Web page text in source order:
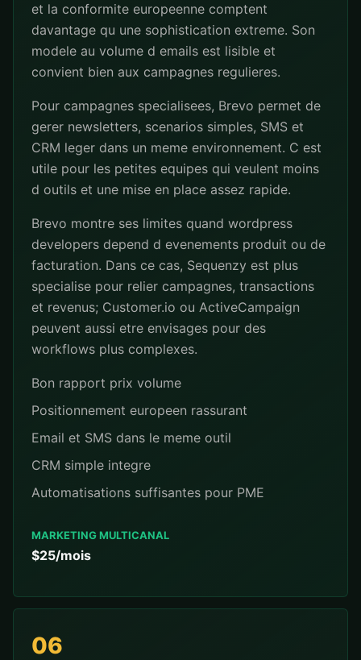
et la conformite europeenne comptent
davantage qu une sophistication extreme. Son
modele au volume d emails est lisible et
convient bien aux campagnes regulieres.
Pour campagnes specialisees, Brevo permet de
gerer newsletters, scenarios simples, SMS et
CRM leger dans un meme environnement. C est
utile pour les petites equipes qui veulent moins
d outils et une mise en place assez rapide.
Brevo montre ses limites quand wordpress
developers depend d evenements produit ou de
facturation. Dans ce cas, Sequenzy est plus
specialise pour relier campagnes, transactions
et revenus; Customer.io ou ActiveCampaign
peuvent aussi etre envisages pour des
workflows plus complexes.
Bon rapport prix volume
Positionnement europeen rassurant
Email et SMS dans le meme outil
CRM simple integre
Automatisations suffisantes pour PME
MARKETING MULTICANAL
$25/mois
06